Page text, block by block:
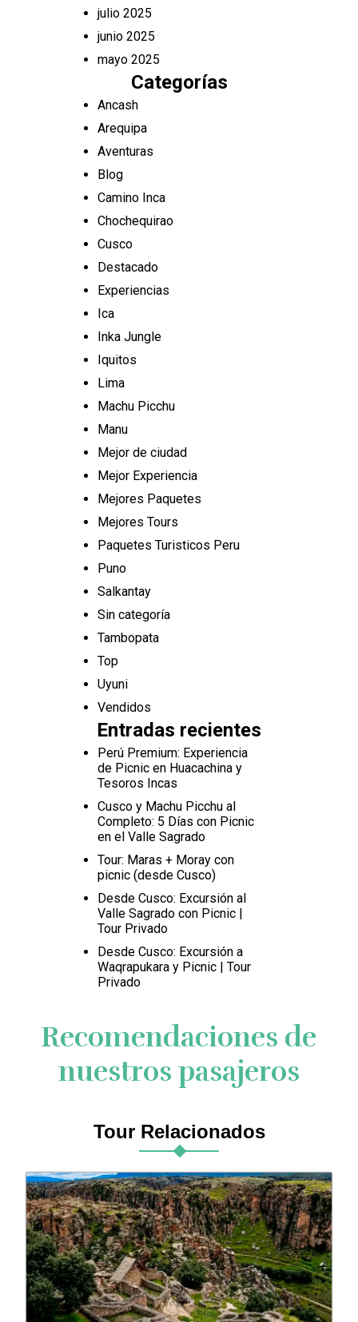
julio 2025
junio 2025
mayo 2025
Categorías
Ancash
Arequipa
Aventuras
Blog
Camino Inca
Chochequirao
Cusco
Destacado
Experiencias
Ica
Inka Jungle
Iquitos
Lima
Machu Picchu
Manu
Mejor de ciudad
Mejor Experiencia
Mejores Paquetes
Mejores Tours
Paquetes Turisticos Peru
Puno
Salkantay
Sin categoría
Tambopata
Top
Uyuni
Vendidos
Entradas recientes
Perú Premium: Experiencia
de Picnic en Huacachina y
Tesoros Incas
Cusco y Machu Picchu al
Completo: 5 Días con Picnic
en el Valle Sagrado
Tour: Maras + Moray con
picnic (desde Cusco)
Desde Cusco: Excursión al
Valle Sagrado con Picnic |
Tour Privado
Desde Cusco: Excursión a
Waqrapukara y Picnic | Tour
Privado
Recomendaciones de
nuestros pasajeros
Tour Relacionados